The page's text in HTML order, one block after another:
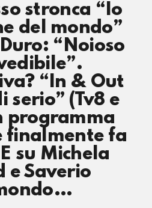
stronca “Io
del mondo”
“Noioso
“In & Out
serio” (Tv8 e
programma
finalmente fa
su Michela
e Saverio